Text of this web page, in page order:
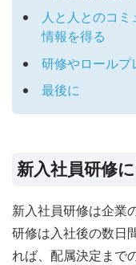
人と人とのコ
情報を得る
研修やロールプ
最後に
新入社員研修
新入社員研修は企業
研修は入社後の数日
れば、配属決定まで